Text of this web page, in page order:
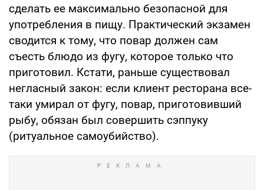
сделать ее максимально безопасной для
употребления в пищу. Практический экзамен
сводится к тому, что повар должен сам
съесть блюдо из фугу, которое только что
приготовил. Кстати, раньше существовал
негласный закон: если клиент ресторана все-
таки умирал от фугу, повар, приготовивший
рыбу, обязан был совершить сэппуку
(ритуальное самоубийство).